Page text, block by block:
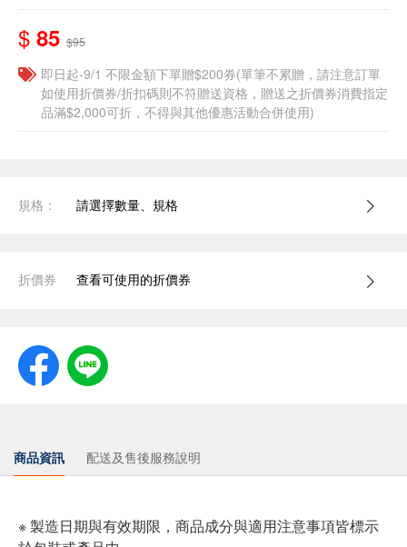
$ 85 $95
即日起-9/1 不限金額下單贈$200券(單筆不累贈，請注意訂單
如使用折價券/折扣碼則不符贈送資格，贈送之折價券消費指定
品滿$2,000可折，不得與其他優惠活動合併使用)
規格： 請選擇數量、規格
折價券 查看可使用的折價券
商品資訊 配送及售後服務說明
※ 製造日期與有效期限，商品成分與適用注意事項皆標示